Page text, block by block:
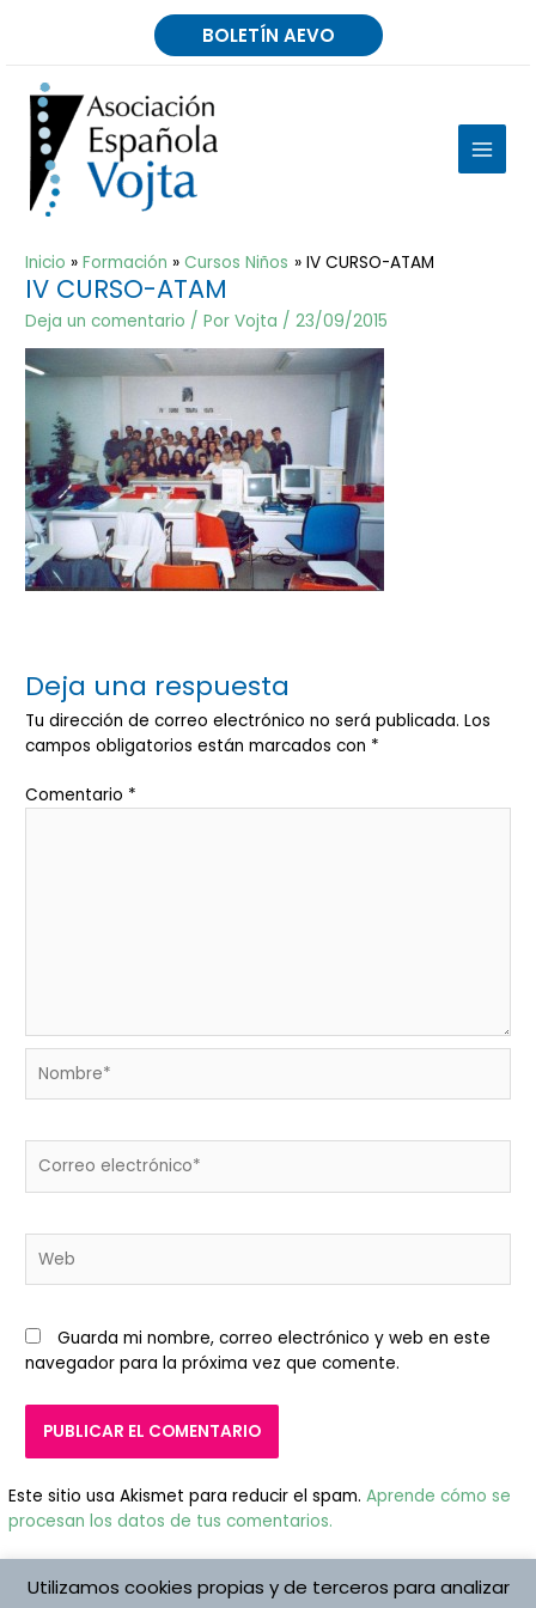
BOLETÍN AEVO
MAIN
Inicio Formación Cursos Niños IV CURSO-ATAM
IV CURSO-ATAM
Deja un comentario / PorVojta /23/09/2015
Deja una respuesta
Tu dirección de correo electrónico no será publicada. Los
campos obligatorios están marcados con *
Comentario *
electrónico*
Guarda mi nombre, correo electrónico y web en este
navegador para la próxima vez que comente.
Este sitio usa Akismet para reducir el spam.Aprende cómo se
procesan los datos de tus comentarios.
Utilizamos cookies propias y de terceros para analizar